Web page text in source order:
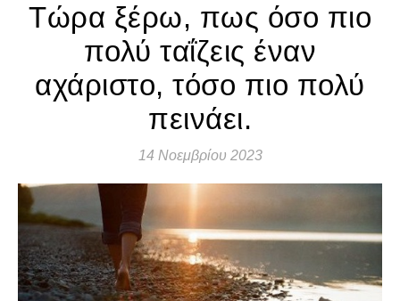
Τώρα ξέρω, πως όσο πιο
πολύ ταΐζεις έναν
αχάριστο, τόσο πιο πολύ
πεινάει.
14 Νοεμβρίου 2023